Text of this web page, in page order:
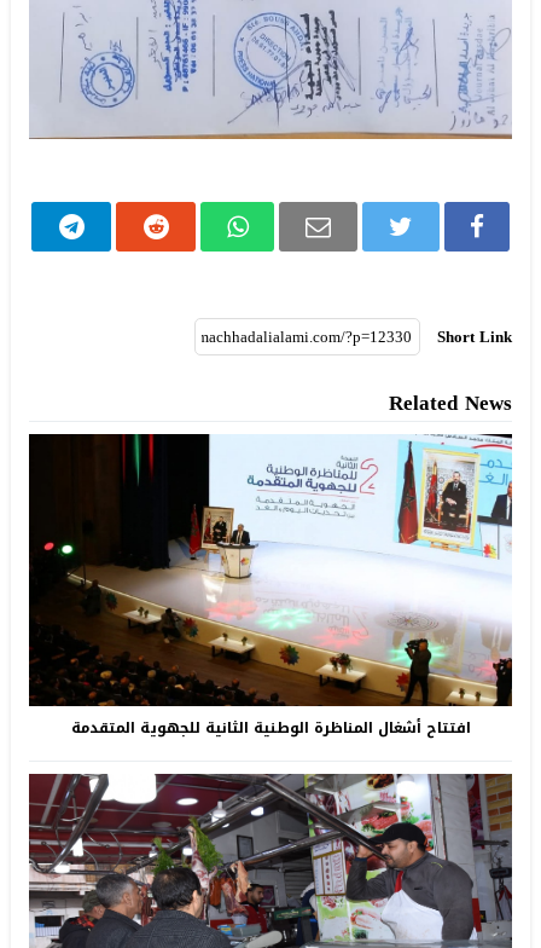
Short Link
Related News
افتتاح أشغال المناظرة الوطنية الثانية للجهوية المتقدمة